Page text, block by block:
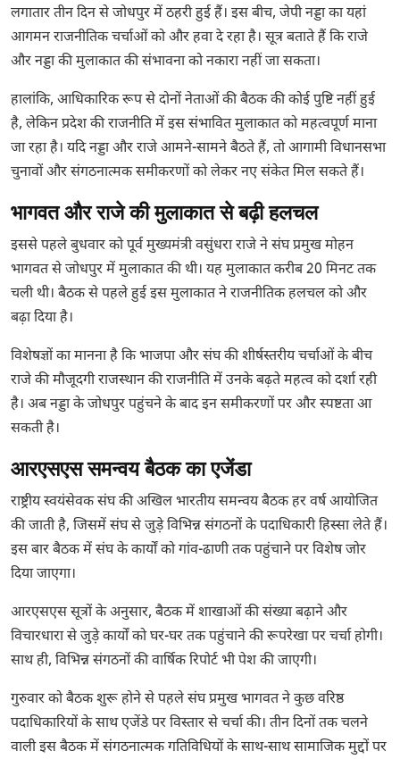
लगातार तीन दिन से जोधपुर में ठहरी हुई हैं। इस बीच, जेपी नड्डा का यहां
आगमन राजनीतिक चर्चाओं को और हवा दे रहा है। सूत्र बताते हैं कि राजे
और नड्डा की मुलाकात की संभावना को नकारा नहीं जा सकता।
हालांकि, आधिकारिक रूप से दोनों नेताओं की बैठक की कोई पुष्टि नहीं हुई
है, लेकिन प्रदेश की राजनीति में इस संभावित मुलाकात को महत्वपूर्ण माना
जा रहा है। यदि नड्डा और राजे आमने-सामने बैठते हैं, तो आगामी विधानसभा
चुनावों और संगठनात्मक समीकरणों को लेकर नए संकेत मिल सकते हैं।
भागवत और राजे की मुलाकात से बढ़ी हलचल
इससे पहले बुधवार को पूर्व मुख्यमंत्री वसुंधरा राजे ने संघ प्रमुख मोहन
भागवत से जोधपुर में मुलाकात की थी। यह मुलाकात करीब 20 मिनट तक
चली थी। बैठक से पहले हुई इस मुलाकात ने राजनीतिक हलचल को और
बढ़ा दिया है।
विशेषज्ञों का मानना है कि भाजपा और संघ की शीर्षस्तरीय चर्चाओं के बीच
राजे की मौजूदगी राजस्थान की राजनीति में उनके बढ़ते महत्व को दर्शा रही
है। अब नड्डा के जोधपुर पहुंचने के बाद इन समीकरणों पर और स्पष्टता आ
सकती है।
आरएसएस समन्वय बैठक का एजेंडा
राष्ट्रीय स्वयंसेवक संघ की अखिल भारतीय समन्वय बैठक हर वर्ष आयोजित
की जाती है, जिसमें संघ से जुड़े विभिन्न संगठनों के पदाधिकारी हिस्सा लेते हैं।
इस बार बैठक में संघ के कार्यों को गांव-ढाणी तक पहुंचाने पर विशेष जोर
दिया जाएगा।
आरएसएस सूत्रों के अनुसार, बैठक में शाखाओं की संख्या बढ़ाने और
विचारधारा से जुड़े कार्यों को घर-घर तक पहुंचाने की रूपरेखा पर चर्चा होगी।
साथ ही, विभिन्न संगठनों की वार्षिक रिपोर्ट भी पेश की जाएगी।
गुरुवार को बैठक शुरू होने से पहले संघ प्रमुख भागवत ने कुछ वरिष्ठ
पदाधिकारियों के साथ एजेंडे पर विस्तार से चर्चा की। तीन दिनों तक चलने
वाली इस बैठक में संगठनात्मक गतिविधियों के साथ-साथ सामाजिक मुद्दों पर